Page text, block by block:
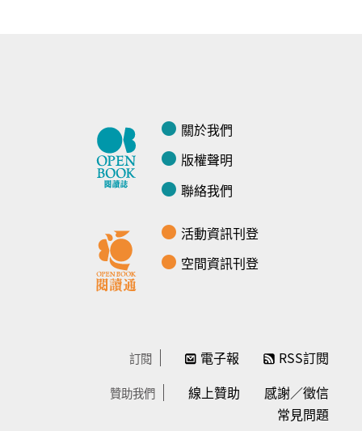
關於我們
版權聲明
聯絡我們
活動資訊刊登
空間資訊刊登
訂閱 電子報 RSS訂閱
贊助我們 線上贊助
感謝／徵信
常見問題